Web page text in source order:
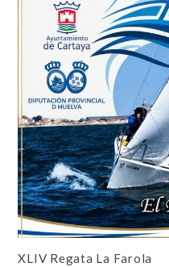
XLIV Regata La Farola